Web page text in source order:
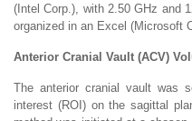
(Intel Corp.), with 2.50 GHz and
organized in an Excel (Microsoft
Anterior Cranial Vault (ACV)
The anterior cranial vault was
interest (ROI) on the sagittal